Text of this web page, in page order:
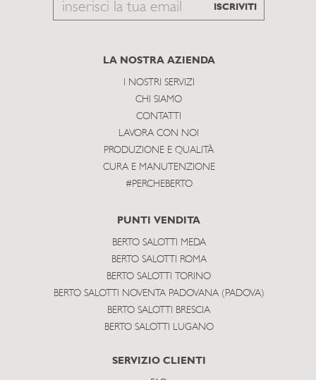
Email
subscribe
ISCRIVITI
LA NOSTRA AZIENDA
I NOSTRI SERVIZI
CHI SIAMO
CONTATTI
LAVORA CON NOI
PRODUZIONE E QUALITÀ
CURA E MANUTENZIONE
#PERCHEBERTO
PUNTI VENDITA
BERTO SALOTTI MEDA
BERTO SALOTTI ROMA
BERTO SALOTTI TORINO
BERTO SALOTTI NOVENTA PADOVANA (PADOVA)
BERTO SALOTTI BRESCIA
BERTO SALOTTI LUGANO
SERVIZIO CLIENTI